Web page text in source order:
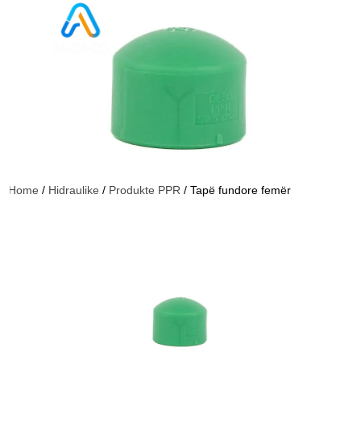
Home / Hidraulike / Produkte PPR / Tapë fundore femër